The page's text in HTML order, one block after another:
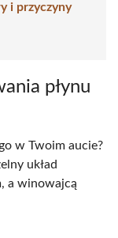
i przyczyny
płynu
w Twoim aucie?
układ
a winowajcą